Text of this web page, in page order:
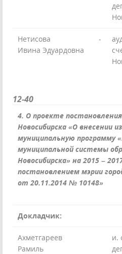
Нетисова
Ивина Эдуардовна
-
12-40
4. О проекте
Новосибирска «О внесении
муниципальную программу
муниципальной системы
Новосибирска» на 2015 –
постановлением мэрии
от 20.11.2014 № 10148»
Докладчик:
Ахметгареев
Рамиль
и.